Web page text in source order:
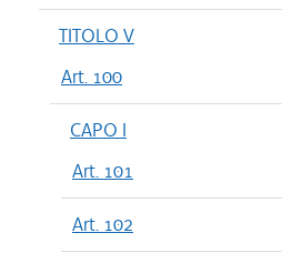
TITOLO V
Art. 100
CAPO I
Art. 101
Art. 102